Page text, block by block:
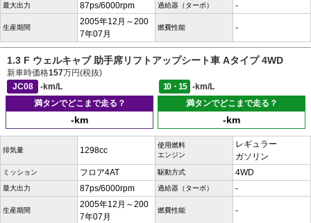
最大出力 87ps/6000rpm 過給器（ターボ） -
生産期間
2005年12月～200
7年07月
燃費性能 -
1.3 F ウェルキャブ 助手席リフトアップシート車 Aタイプ 4WD
新車時価格157万円(税抜)
JC08
-km/L 10・15
-km/L
満タンでどこまで走る？
-km
満タンでどこまで走る？
-km
排気量 1298cc
使用燃料
エンジン
レギュラー
ガソリン
ミッション フロア4AT 駆動方式 4WD
最大出力 87ps/6000rpm 過給器（ターボ） -
生産期間
2005年12月～200
7年07月
燃費性能 -